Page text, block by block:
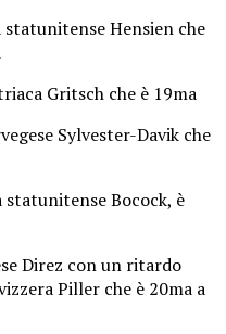
Hensien che
Gritsch che è 19ma
Sylvester-Davik che
Bocock, è
Direz con un ritardo
Piller che è 20ma a